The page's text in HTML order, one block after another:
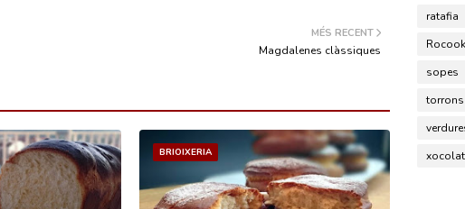
MÉS RECENT
Magdalenes clàssiques
BRIOIXERIA
ratafia
Rocook
sopes
torrons